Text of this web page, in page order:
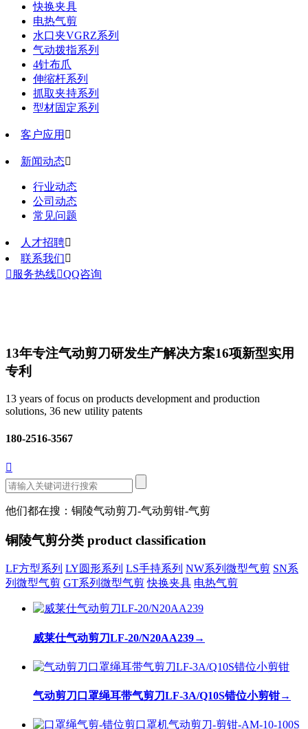
快换夹具
电热气剪
水口夹VGRZ系列
气动拨指系列
4针布爪
伸缩杆系列
抓取夹持系列
型材固定系列
客户应用 
新闻动态
行业动态
公司动态
常见问题
人才招聘
联系我们
 服务热线QQ咨询
13年专注气动剪刀研发生产解决方案16项新型实用
专利
13 years of focus on products development and production
solutions, 36 new utility patents
180-2516-3567

他们都在搜：铜陵气动剪刀-气动剪钳-气剪
铜陵气剪分类 product classification
LF方型系列 LY圆形系列 LS手持系列 NW系列微型气剪 SN系
列微型气剪 GT系列微型气剪 快换夹具 电热气剪
威莱仕气动剪刀LF-20/N20AA239→
气动剪刀口罩绳耳带气剪刀LF-3A/Q10S错位小剪钳→